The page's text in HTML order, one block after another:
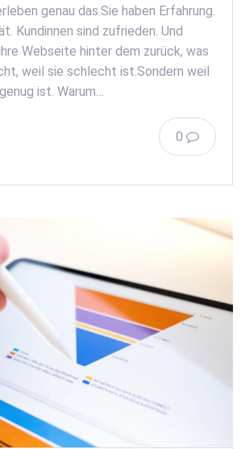
genau das.Sie haben Erfahrung.
Kundinnen sind zufrieden. Und
Webseite hinter dem zurück, was
weil sie schlecht ist.Sondern weil
ist. Warum…
0